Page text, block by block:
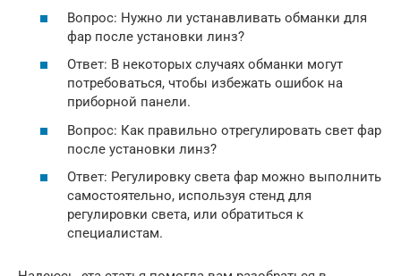
Вопрос: Нужно ли устанавливать обманки для
фар после установки линз?
Ответ: В некоторых случаях обманки могут
потребоваться, чтобы избежать ошибок на
приборной панели.
Вопрос: Как правильно отрегулировать свет фар
после установки линз?
Ответ: Регулировку света фар можно выполнить
самостоятельно, используя стенд для
регулировки света, или обратиться к
специалистам.